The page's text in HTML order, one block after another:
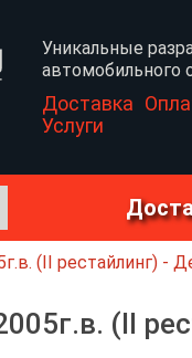
Уникальные
автомобильного
Доставка
Услуги
(II рестайлинг) -
(II